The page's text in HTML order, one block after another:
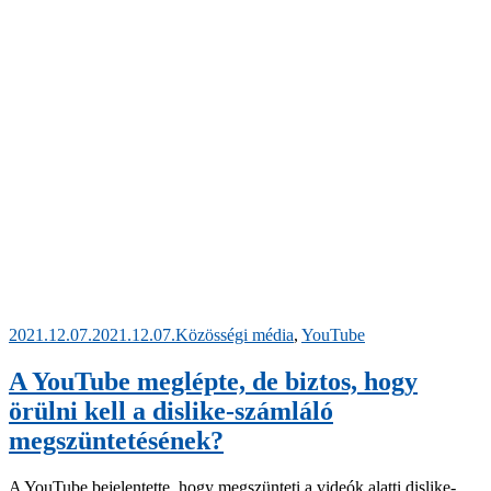
Posted
2021.12.07.2021.12.07.Közösségi média, YouTube
A YouTube meglépte, de biztos, hogy
örülni kell a dislike-számláló
megszüntetésének?
A YouTube bejelentette, hogy megszünteti a videók alatti dislike-